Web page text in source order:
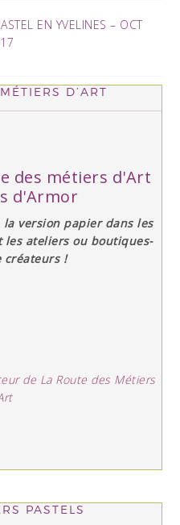
EN YVELINES – OCT
D’ART
des métiers d'Art
d'Armor
version papier dans les
ateliers ou boutiques-
!
de La Route des Métiers
PASTELS